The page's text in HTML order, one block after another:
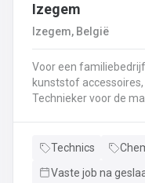
Izegem
Izegem, België
Voor een
kunststof
Technieker voor de
productie en stel je
analyseer je fouten
Technics
Vaste job na